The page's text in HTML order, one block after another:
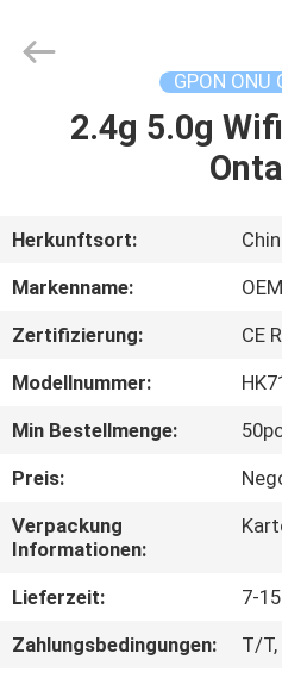
HAUS
ÜBER
UNS
FABRIK-
AUSFLUG
TRETEN
SIE
LIMITED.
GPON ONU
2.4g 5.0g
Herkunftsort:
Markenname:
OEM
Zertifizierung:
CE
Modellnummer:
Min Bestellmenge:
Preis:
Verpackung
Informationen:
Lieferzeit:
7-
Zahlungsbedingungen:
T/